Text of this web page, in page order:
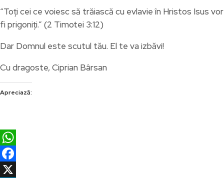
“Toți cei ce voiesc să trăiască cu evlavie în Hristos Isus vor
fi prigoniți.” (2 Timotei 3:12)
Dar Domnul este scutul tău. El te va izbăvi!
Cu dragoste, Ciprian Bârsan
Apreciază:
WhatsApp
Facebook